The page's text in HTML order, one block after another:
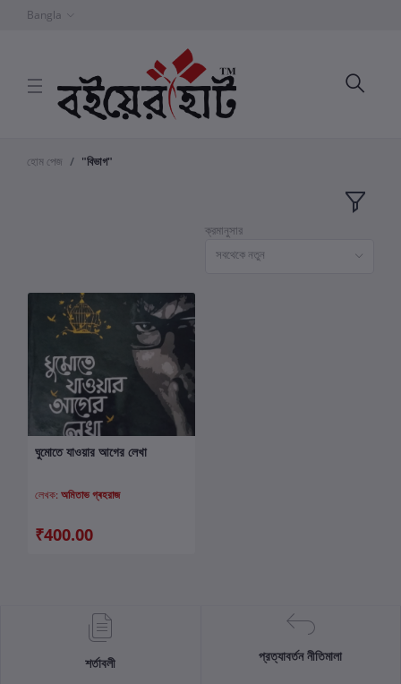
Bangla
হোম পেজ "বিভাগ"
ক্রমানুসার
সবথেকে নতুন
কার্টে যোগ করুন
ঘুমোতে যাওয়ার আগের লেখা
লেখক: অমিতাভ গ্ৰহরাজ
₹400.00
শর্তাবলী প্রত্যাবর্তন নীতিমালা